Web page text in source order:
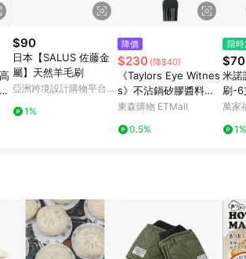
$90
日本【SALUS 佐藤金
屬】天然羊毛刷
亞洲跨境設計購物平台
1%
降價
$230 (降$40)
《Taylors Eye Witnes
s》不沾鍋矽膠醬料刷
(墨灰21cm)
東森購物 ETMall
0.5%
限
米諾
刷-6
萬家
1%